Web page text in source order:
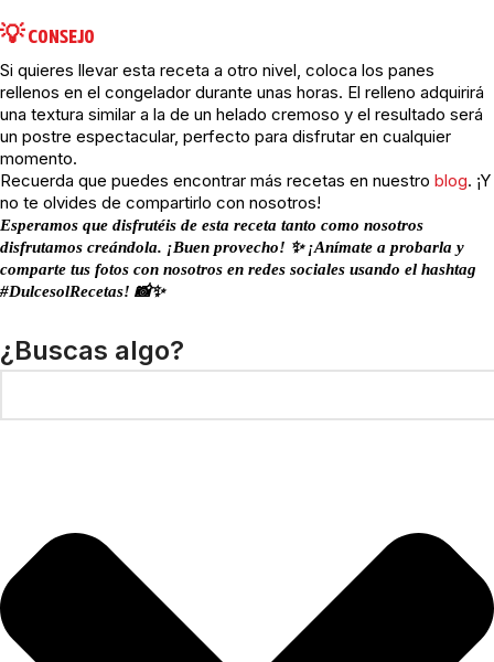
💡 CONSEJO
Si quieres llevar esta receta a otro nivel, coloca los panes
rellenos en el congelador durante unas horas. El relleno adquirirá
una textura similar a la de un helado cremoso y el resultado será
un postre espectacular, perfecto para disfrutar en cualquier
momento.
Recuerda que puedes encontrar más recetas en nuestro blog. ¡Y
no te olvides de compartirlo con nosotros!
Esperamos que disfrutéis de esta receta tanto como nosotros
disfrutamos creándola. ¡Buen provecho! ✨ ¡Anímate a probarla y
comparte tus fotos con nosotros en redes sociales usando el hashtag
#DulcesolRecetas! 📸✨
¿Buscas algo?